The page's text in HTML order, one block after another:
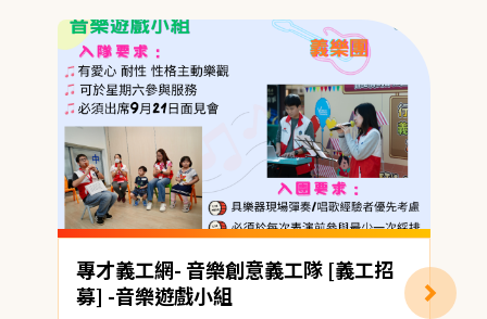
專才義工網- 音樂創意義工隊 [義工招
募] -音樂遊戲小組